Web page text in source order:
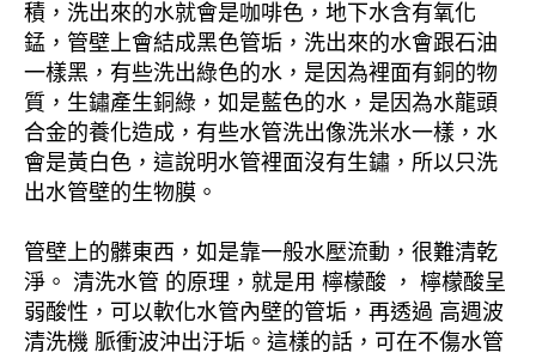
積，洗出來的水就會是咖啡色，地下水含有氧化
錳，管壁上會結成黑色管垢，洗出來的水會跟石油
一樣黑，有些洗出綠色的水，是因為裡面有銅的物
質，生鏽產生銅綠，如是藍色的水，是因為水龍頭
合金的養化造成，有些水管洗出像洗米水一樣，水
會是黃白色，這說明水管裡面沒有生鏽，所以只洗
出水管壁的生物膜。
管壁上的髒東西，如是靠一般水壓流動，很難清乾
淨。 清洗水管 的原理，就是用 檸檬酸 ， 檸檬酸呈
弱酸性，可以軟化水管內壁的管垢，再透過 高週波
清洗機 脈衝波沖出汙垢。這樣的話，可在不傷水管